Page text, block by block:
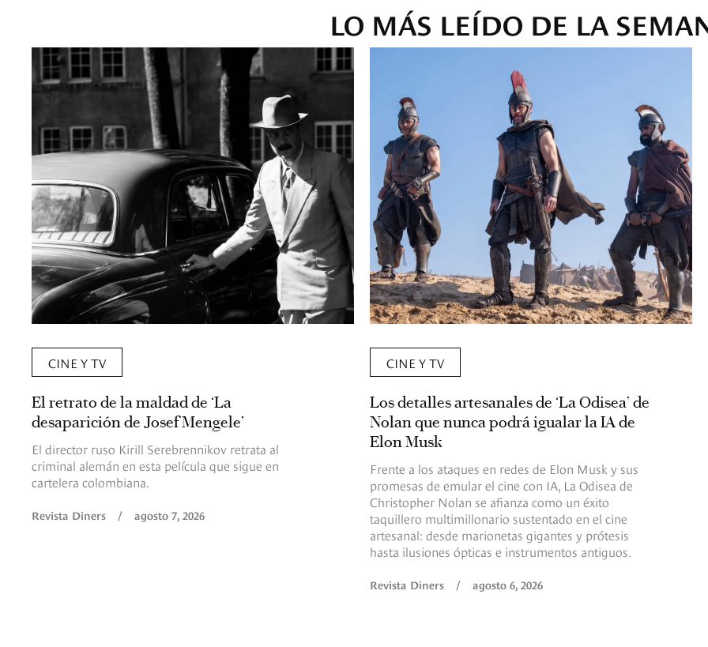
LO MÁS LEÍDO DE LA
CINE Y TV
El retrato de la maldad de ‘La
desaparición de Josef Mengele’
El director ruso Kirill Serebrennikov retrata al
criminal alemán en esta película que sigue en
cartelera colombiana.
Revista Diners / agosto 7, 2026
CINE Y TV
Los detalles artesanales de ‘La Odisea’ de
Nolan que nunca podrá igualar la IA de
Elon Musk
Frente a los ataques en redes de Elon Musk y sus
promesas de emular el cine con IA, La Odisea de
Christopher Nolan se afianza como un éxito
taquillero multimillonario sustentado en el cine
artesanal: desde marionetas gigantes y prótesis
hasta ilusiones ópticas e instrumentos antiguos.
Revista Diners / agosto 6, 2026